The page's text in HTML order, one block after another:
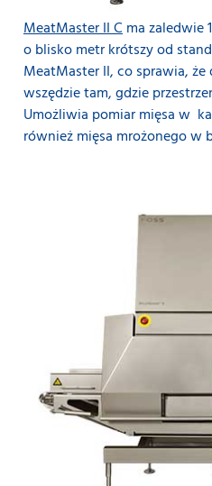
MeatMaster II Cma zaledwie
o blisko metr krótszy od
MeatMaster II, co sprawia,
wszędzie tam, gdzie
Umożliwia pomiar mięsa w
również mięsa mrożonego w